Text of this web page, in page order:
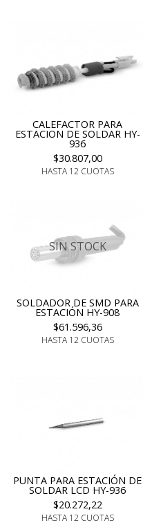
CALEFACTOR PARA
ESTACION DE SOLDAR HY-
936
$30.807,00
HASTA 12 CUOTAS
SIN STOCK
SOLDADOR DE SMD PARA
ESTACIÓN HY-908
$61.596,36
HASTA 12 CUOTAS
PUNTA PARA ESTACIÓN DE
SOLDAR LCD HY-936
$20.272,22
HASTA 12 CUOTAS